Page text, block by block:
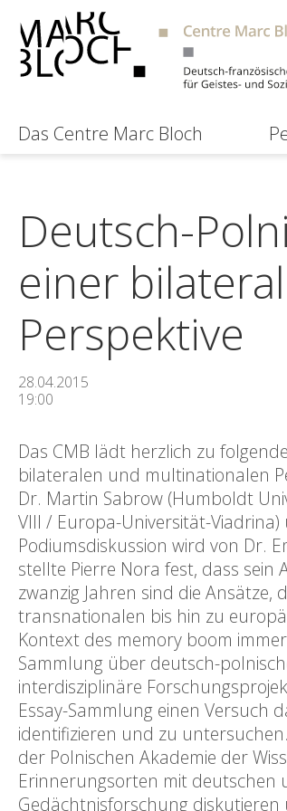
Das Centre Marc Bloch
Deutsch-
einer
Perspektive
28.04.2015
19:00
Das CMB lädt herzlich zu
bilateralen und multinationalen
Dr. Martin Sabrow (Humboldt
VIII / Europa-Universität-
Podiumsdiskussion wird von Dr.
stellte Pierre Nora fest, dass
zwanzig Jahren sind die
transnationalen bis hin zu
Kontext des memory boom
Sammlung über deutsch-
interdisziplinäre
Essay-Sammlung einen Versuch
identifizieren und zu
der Polnischen Akademie der
Erinnerungsorten mit deutschen
Gedächtnisforschung